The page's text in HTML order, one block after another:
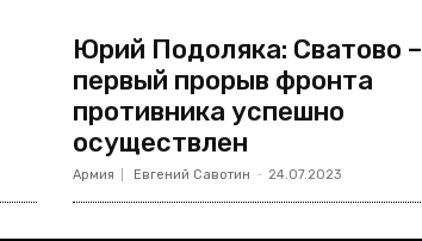
Юрий Подоляка: Сватово –
первый прорыв фронта
противника успешно
осуществлен
Армия Евгений Савотин - 24.07.2023